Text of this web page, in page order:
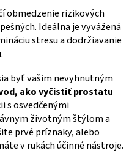
obmedzenie rizikových
Ideálna je vyvážená
stresu a dodržiavanie
byť vašim nevyhnutným
ako vyčistiť prostatu
s osvedčenými
životným štýlom a
prvé príznaky, alebo
v rukách účinné nástroje.